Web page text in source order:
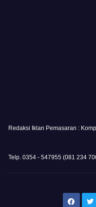
Redaksi Iklan Pemasaran :
Telp. 0354 - 547955 (081 234